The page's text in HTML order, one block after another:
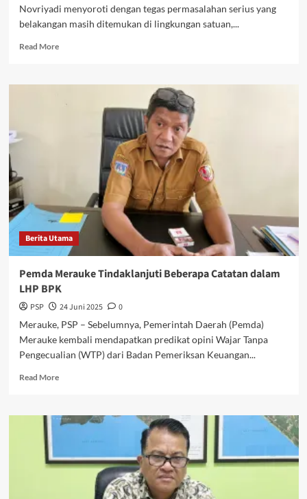
Novriyadi menyoroti dengan tegas permasalahan serius yang
belakangan masih ditemukan di lingkungan satuan,...
Read MoreRead
Dandim
Berita Utama
Pemda Merauke Tindaklanjuti Beberapa Catatan dalam
LHP BPK
PSP 24 Juni 2025
0
Merauke, PSP – Sebelumnya, Pemerintah Daerah (Pemda)
Merauke kembali mendapatkan predikat opini Wajar Tanpa
Pengecualian (WTP) dari Badan Pemeriksan Keuangan...
Read MoreRead
Pemda
Merauke
Catatan